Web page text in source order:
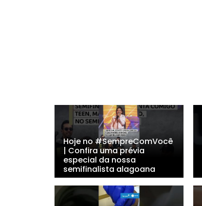
Hoje no #SempreComVocê
| Confira uma prévia
especial da nossa
semifinalista alagoana